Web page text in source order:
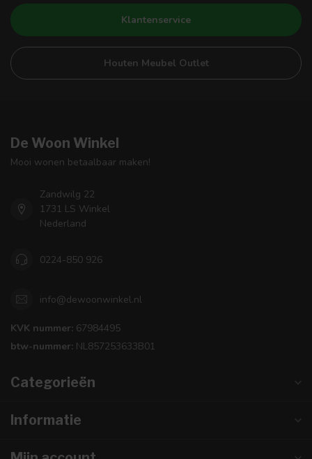
Klantenservice
Houten Meubel Outlet
De Woon Winkel
Mooi wonen betaalbaar maken!
Zandwilg 22
1731 LS Winkel
Nederland
0224-850 926
info@dewoonwinkel.nl
KVK nummer: 67984495
btw-nummer: NL857253633B01
Categorieën
Informatie